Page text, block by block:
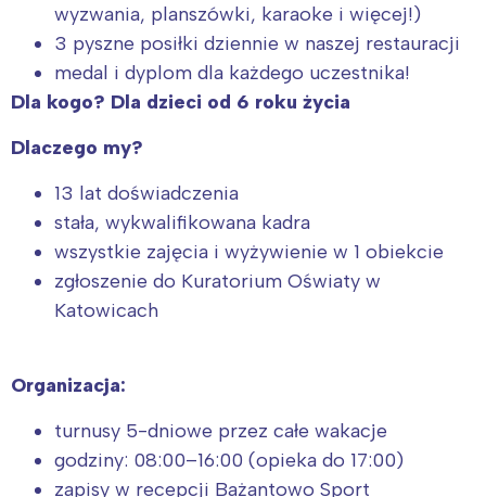
wyzwania, planszówki, karaoke i więcej!)
3 pyszne posiłki dziennie w naszej restauracji
medal i dyplom dla każdego uczestnika!
Dla kogo? Dla dzieci od 6 roku życia
Dlaczego my?
13 lat doświadczenia
stała, wykwalifikowana kadra
wszystkie zajęcia i wyżywienie w 1 obiekcie
zgłoszenie do Kuratorium Oświaty w
Katowicach
Organizacja:
turnusy 5-dniowe przez całe wakacje
godziny: 08:00–16:00 (opieka do 17:00)
zapisy w recepcji Bażantowo Sport